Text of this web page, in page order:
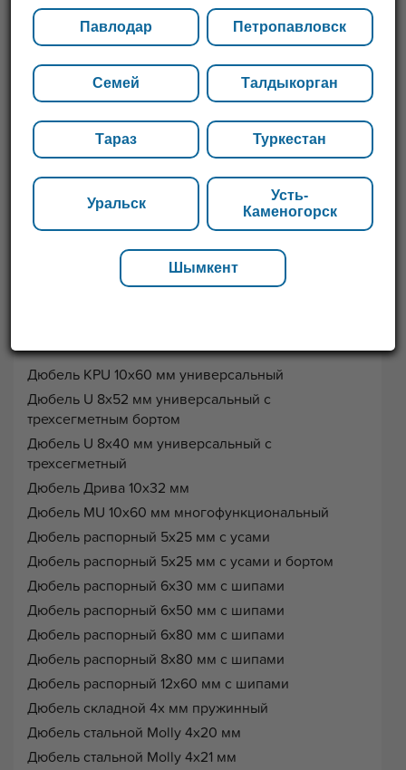
Дюбель KPU 10х60 мм универсальный
Дюбель U 8х52 мм универсальный с
трехсегметным бортом
Дюбель U 8х40 мм универсальный с
трехсегметный
Дюбель Дрива 10х32 мм
Дюбель MU 10х60 мм многофункциональный
Дюбель распорный 5х25 мм с усами
Дюбель распорный 5х25 мм с усами и бортом
Дюбель распорный 6х30 мм с шипами
Дюбель распорный 6х50 мм с шипами
Дюбель распорный 6х80 мм с шипами
Дюбель распорный 8х80 мм с шипами
Дюбель распорный 12х60 мм с шипами
Дюбель складной 4х мм пружинный
Дюбель стальной Molly 4х20 мм
Дюбель стальной Molly 4х21 мм
Павлодар Петропавловск
Семей Талдыкорган
Тараз Туркестан
Уральск
Усть-
Каменогорск
Шымкент